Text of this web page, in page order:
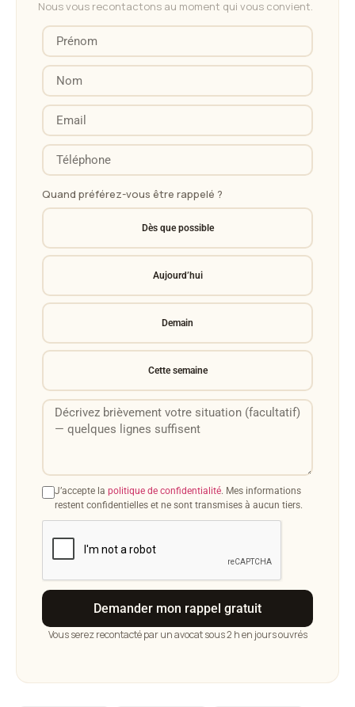
Prénom
Nom
Email
Téléphone
Quand préférez-vous être rappelé ?
Dès que possible
Aujourd’hui
Demain
Cette semaine
Votre situation
J’accepte la politique de confidentialité. Mes informations
restent confidentielles et ne sont transmises à aucun tiers.
Demander mon rappel gratuit
Vous serez recontacté par un avocat sous 2 h en jours ouvrés